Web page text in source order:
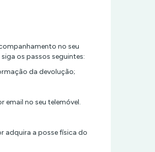
no seu
os passos seguintes:
da devolução;
email no seu telemóvel.
adquira a posse física do